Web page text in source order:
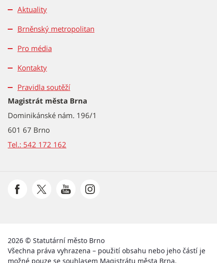
Aktuality
Brněnský metropolitan
Pro média
Kontakty
Pravidla soutěží
Magistrát města Brna
Dominikánské nám. 196/1
601 67 Brno
Tel.: 542 172 162
2026 © Statutární město Brno
Všechna práva vyhrazena – použití obsahu nebo jeho částí je
možné pouze se souhlasem Magistrátu města Brna.